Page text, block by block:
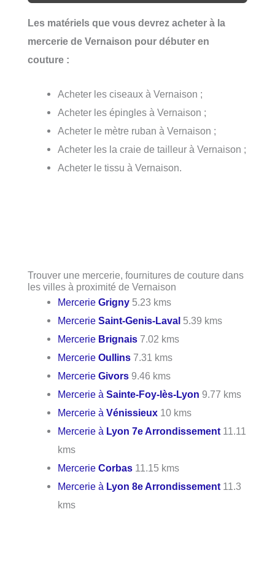
Les matériels que vous devrez acheter à la
mercerie de Vernaison pour débuter en
couture :
Acheter les ciseaux à Vernaison ;
Acheter les épingles à Vernaison ;
Acheter le mètre ruban à Vernaison ;
Acheter les la craie de tailleur à Vernaison ;
Acheter le tissu à Vernaison.
Trouver une mercerie, fournitures de couture dans
les villes à proximité de Vernaison
MercerieGrigny 5.23 kms
MercerieSaint-Genis-Laval 5.39 kms
Mercerie Brignais 7.02 kms
MercerieOullins 7.31 kms
MercerieGivors 9.46 kms
Mercerie àSainte-Foy-lès-Lyon 9.77 kms
Mercerie àVénissieux 10 kms
Mercerie à Lyon 7e Arrondissement 11.11
kms
MercerieCorbas 11.15 kms
Mercerie à Lyon 8e Arrondissement 11.3
kms